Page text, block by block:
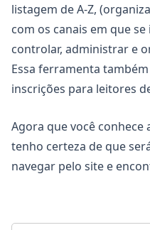
listagem de A-Z,
com os canais em que
controlar, administrar e
Essa ferramenta
inscrições para leitores
Agora que você conhece
tenho certeza de que
navegar pelo site e